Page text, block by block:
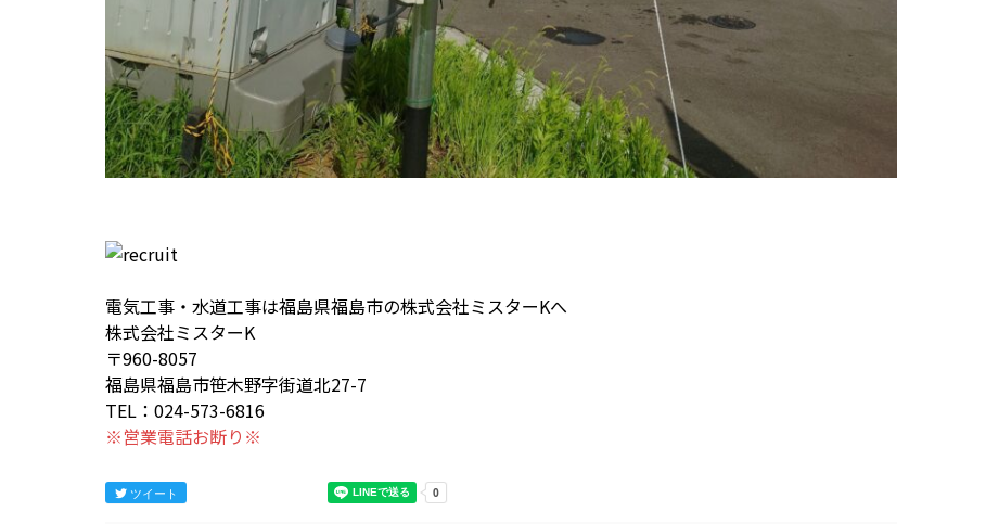
電気工事・水道工事は福島県福島市の株式会社ミスターKへ
株式会社ミスターK
〒960-8057
福島県福島市笹木野字街道北27-7
TEL：024-573-6816
※営業電話お断り※
ツイート